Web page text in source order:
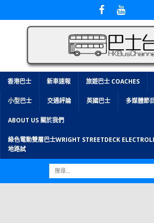
香港巴士 新車速報 旅遊巴士 COACHES
小型巴士 交通評論 英國巴士 多媒體節
ABOUT US 關於我們
綠色電動雙層巴士WRIGHT STREETDECK
地路試